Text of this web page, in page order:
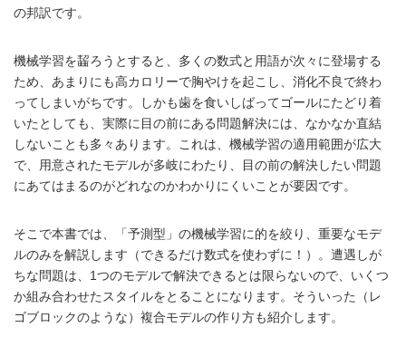
の邦訳です。
機械学習を齧ろうとすると、多くの数式と用語が次々に登場する
ため、あまりにも高カロリーで胸やけを起こし、消化不良で終わ
ってしまいがちです。しかも歯を食いしばってゴールにたどり着
いたとしても、実際に目の前にある問題解決には、なかなか直結
しないことも多々あります。これは、機械学習の適用範囲が広大
で、用意されたモデルが多岐にわたり、目の前の解決したい問題
にあてはまるのがどれなのかわかりにくいことが要因です。
そこで本書では、「予測型」の機械学習に的を絞り、重要なモデ
ルのみを解説します（できるだけ数式を使わずに！）。遭遇しが
ちな問題は、1つのモデルで解決できるとは限らないので、いくつ
か組み合わせたスタイルをとることになります。そういった（レ
ゴブロックのような）複合モデルの作り方も紹介します。